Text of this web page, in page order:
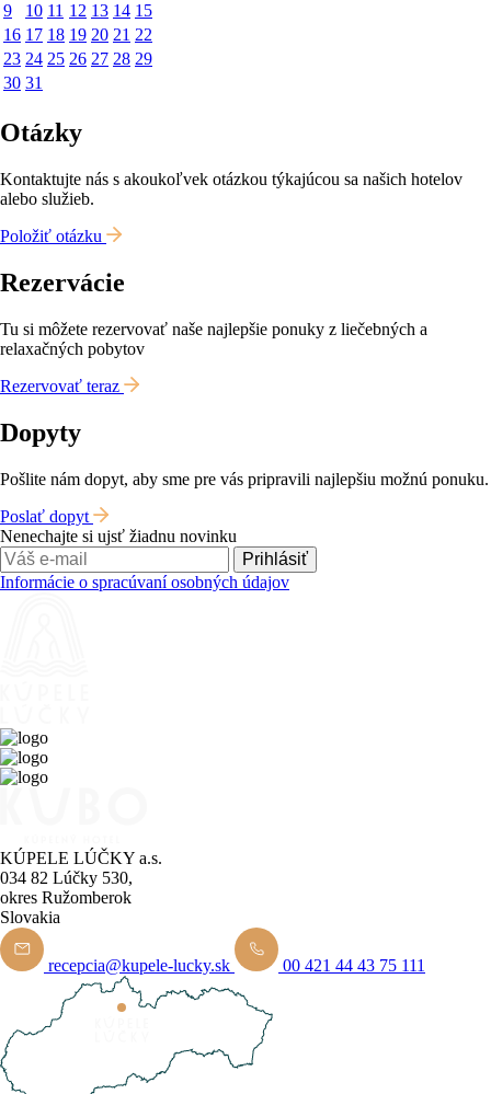
9
10 11 12 13 14 15
16 17 18 19 20 21 22
23 24 25 26 27 28 29
30 31
Otázky
Kontaktujte nás s akoukoľvek otázkou týkajúcou sa našich hotelov
alebo služieb.
Položiť otázku
Rezervácie
Tu si môžete rezervovať naše najlepšie ponuky z liečebných a
relaxačných pobytov
Rezervovať teraz
Dopyty
Pošlite nám dopyt, aby sme pre vás pripravili najlepšiu možnú ponuku.
Poslať dopyt
Nenechajte si ujsť žiadnu novinku
Prihlásiť
Informácie o spracúvaní osobných údajov
KÚPELE LÚČKY a.s.
034 82 Lúčky 530,
okres Ružomberok
Slovakia
recepcia@kupele-lucky.sk 00 421 44 43 75 111